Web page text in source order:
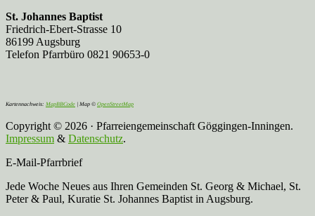
St. Johannes Baptist
Friedrich-Ebert-Strasse 10
86199 Augsburg
Telefon Pfarrbüro 0821 90653-0
Kartennachweis: MapBBCode | Map © OpenStreetMap
Copyright © 2026 · Pfarreiengemeinschaft Göggingen-Inningen.
Impressum & Datenschutz.
E-Mail-Pfarrbrief
Jede Woche Neues aus Ihren Gemeinden St. Georg & Michael, St.
Peter & Paul, Kuratie St. Johannes Baptist in Augsburg.